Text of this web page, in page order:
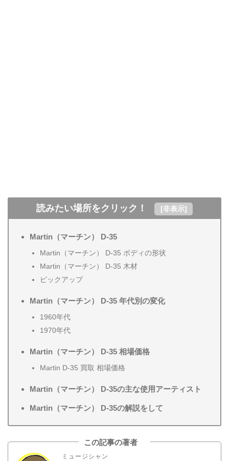
読みたい場所をクリック！ [非表示]
Martin（マーチン） D-35
Martin（マーチン） D-35 ボディの形状
Martin（マーチン） D-35 木材
ピックアップ
Martin（マーチン） D-35 年代別の変化
1960年代
1970年代
Martin（マーチン） D-35 相場価格
Martin D-35 買取 相場価格
Martin（マーチン） D-35の主な使用アーティスト
Martin（マーチン） D-35の解説をして
この記事の著者
ミュージシャン